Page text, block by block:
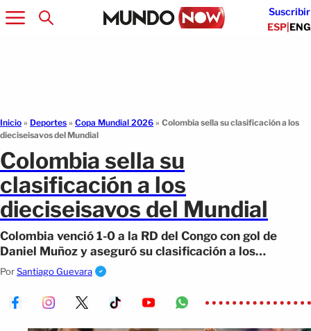
Suscribir
ESP|ENG
Inicio » Deportes » Copa Mundial 2026 » Colombia sella su clasificación a los
dieciseisavos del Mundial
Colombia sella su
clasificación a los
dieciseisavos del Mundial
Colombia venció 1-0 a la RD del Congo con gol de
Daniel Muñoz y aseguró su clasificación a los
dieciseisavos del Mundial 2026.
PorSantiago Guevara